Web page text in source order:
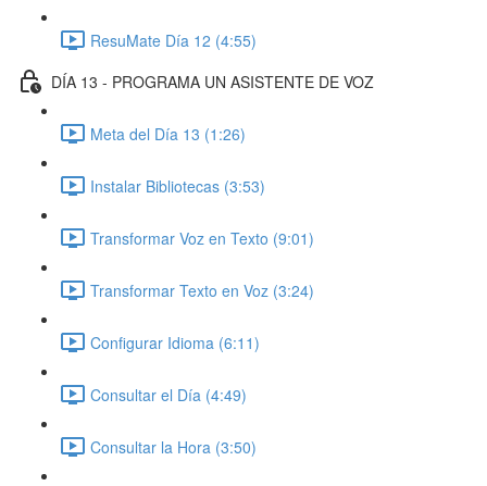
ResuMate Día 12 (4:55)
DÍA 13 - PROGRAMA UN ASISTENTE DE VOZ
Meta del Día 13 (1:26)
Instalar Bibliotecas (3:53)
Transformar Voz en Texto (9:01)
Transformar Texto en Voz (3:24)
Configurar Idioma (6:11)
Consultar el Día (4:49)
Consultar la Hora (3:50)